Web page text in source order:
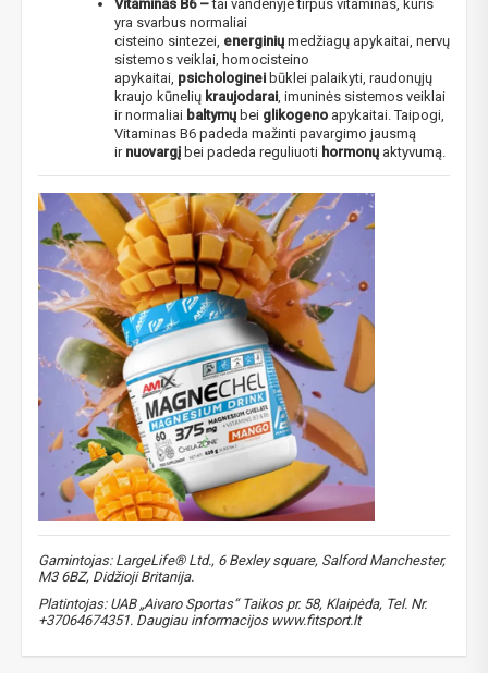
Vitaminas B6 –tai vandenyje tirpus vitaminas, kuris
yra svarbus normaliai
cisteino sintezei, energinių medžiagų apykaitai, nervų
sistemos veiklai, homocisteino
apykaitai, psichologinei būklei palaikyti, raudonųjų
kraujo kūnelių kraujodarai, imuninės sistemos veiklai
ir normaliai baltymų bei glikogeno apykaitai. Taipogi,
Vitaminas B6 padeda mažinti pavargimo jausmą
ir nuovargį bei padeda reguliuoti hormonų aktyvumą.
Gamintojas: LargeLife® Ltd., 6 Bexley square, Salford Manchester,
M3 6BZ, Didžioji Britanija.
Platintojas: UAB „Aivaro Sportas“ Taikos pr. 58, Klaipėda, Tel. Nr.
+37064674351. Daugiau informacijos www.fitsport.lt​
NUOLAIDA TAU!
-10%* nuolaidos kodąapsipirkimui (daugeliui
prekių) bei nepraleisk kitų geriausių pasiūlymų!
Prenumeruok mūsų naujienlaiškį jau dabar!
* Nuolaida taikoma gamintojams: Amix, Bigman, XXL, Raw powders, Go
powders, Maxxwin, Power system. Akcijinėms prekėms nuolaida netaikoma,
nuolaidos nesumuojamos.
Gauti pasiūlymus ir nuolaidas
Sužinoti, kaip mes apsaugome ir tvarkome Jūsų duomenis galite
perskaitę mūsų privatumo politikos sąlygas.
PRENUMERUOTI